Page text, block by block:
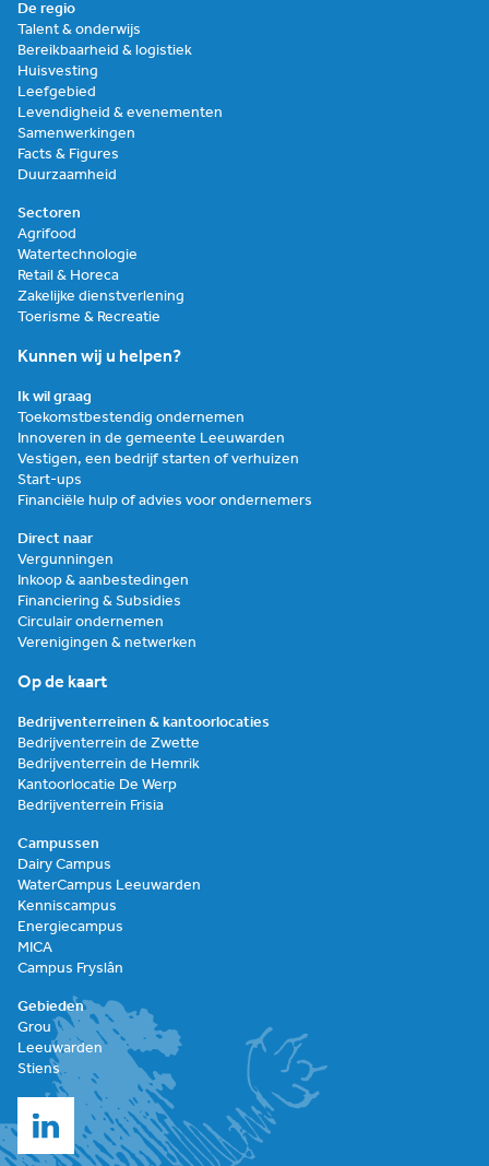
De regio
Talent & onderwijs
Bereikbaarheid & logistiek
Huisvesting
Leefgebied
Levendigheid & evenementen
Samenwerkingen
Facts & Figures
Duurzaamheid
Sectoren
Agrifood
Watertechnologie
Retail & Horeca
Zakelijke dienstverlening
Toerisme & Recreatie
Kunnen wij u helpen?
Ik wil graag
Toekomstbestendig ondernemen
Innoveren in de gemeente Leeuwarden
Vestigen, een bedrijf starten of verhuizen
Start-ups
Financiële hulp of advies voor ondernemers
Direct naar
Vergunningen
Inkoop & aanbestedingen
Financiering & Subsidies
Circulair ondernemen
Verenigingen & netwerken
Op de kaart
Bedrijventerreinen & kantoorlocaties
Bedrijventerrein de Zwette
Bedrijventerrein de Hemrik
Kantoorlocatie De Werp
Bedrijventerrein Frisia
Campussen
Dairy Campus
WaterCampus Leeuwarden
Kenniscampus
Energiecampus
MICA
Campus Fryslân
Gebieden
Grou
Leeuwarden
Stiens